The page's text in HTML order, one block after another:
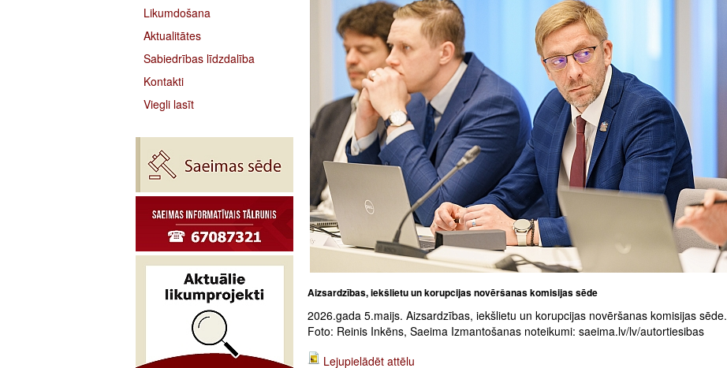
Likumdošana
Aktualitātes
Sabiedrības līdzdalība
Kontakti
Viegli lasīt
Aizsardzības, iekšlietu un korupcijas novēršanas komisijas sēde
2026.gada 5.maijs. Aizsardzības, iekšlietu un korupcijas novēršanas komisijas sēde.
Foto: Reinis Inkēns, Saeima Izmantošanas noteikumi: saeima.lv/lv/autortiesibas
Lejupielādēt attēlu